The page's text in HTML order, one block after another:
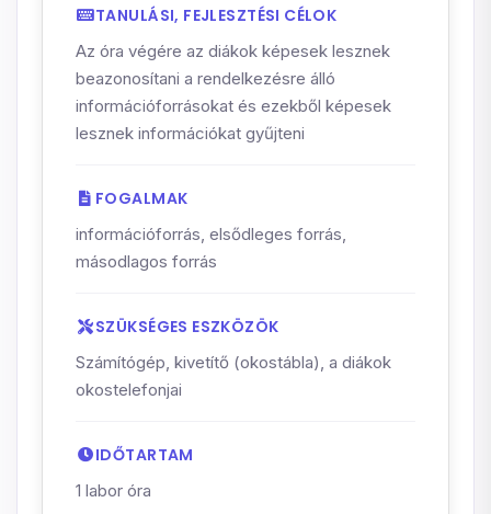
TANULÁSI, FEJLESZTÉSI CÉLOK
Az óra végére az diákok képesek lesznek
beazonosítani a rendelkezésre álló
információforrásokat és ezekből képesek
lesznek információkat gyűjteni
FOGALMAK
információforrás, elsődleges forrás,
másodlagos forrás
SZÜKSÉGES ESZKÖZÖK
Számítógép, kivetítő (okostábla), a diákok
okostelefonjai
IDŐTARTAM
1 labor óra